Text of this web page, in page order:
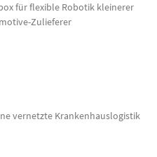
für flexible Robotik kleinerer
Zulieferer
vernetzte Krankenhauslogistik